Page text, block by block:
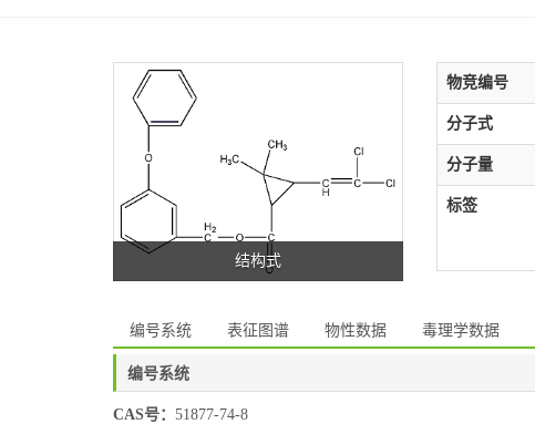
结构式
物竞编号
分子式
分子量
标签
编号系统 表征图谱 物性数据 毒理学数据
编号系统
CAS号： 51877-74-8